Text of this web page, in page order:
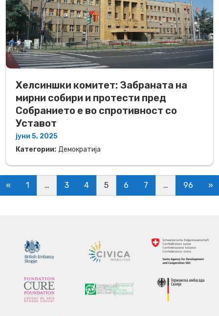
Хелсиншки комитет: Забраната на
мирни собири и протести пред
Собранието е во спротивност со
Уставот
јуни 5, 2025
Категории: Демократија
navigation
« 1 … 3 4 5 6 7 … 96 »